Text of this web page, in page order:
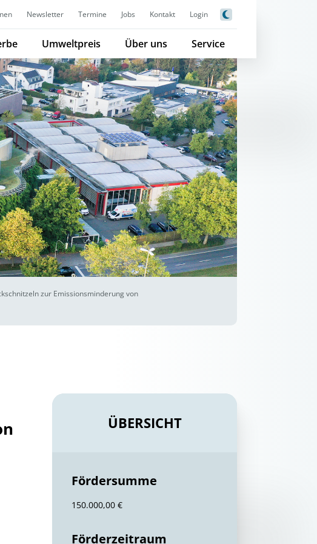
Newsletter Termine Jobs Kontakt Login
Umweltpreis Über uns Service
zur Emissionsminderung von
ÜBERSICHT
Fördersumme
150.000,00 €
Förderzeitraum